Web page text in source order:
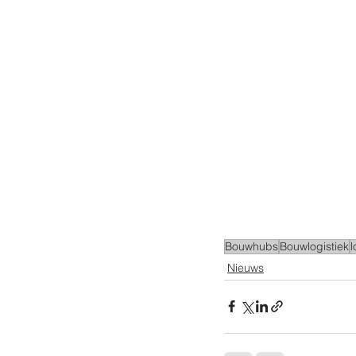
BouwhubsBouwlogistiek
Nieuws